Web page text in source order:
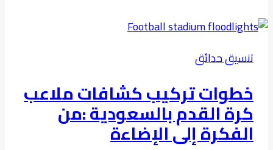
معالج
فى
تنسيق حدائق
خطوات تركيب كشافات ملاعب
كرة القدم بالسعودية :من
الفكرة إلى الإضاءة